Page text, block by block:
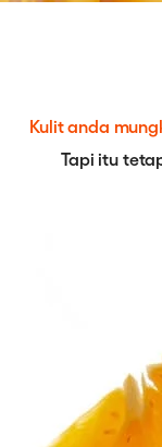
Kulit anda
Tapi itu